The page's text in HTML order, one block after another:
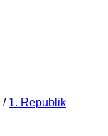
/ 1. Republik